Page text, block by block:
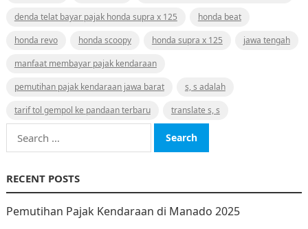
denda telat bayar pajak honda supra x 125
honda beat
honda revo
honda scoopy honda supra x 125
jawa tengah
manfaat membayar pajak kendaraan
pemutihan pajak kendaraan jawa barat
s, s adalah
tarif tol gempol ke pandaan terbaru
translate s, s
Search
for:
RECENT POSTS
Pemutihan Pajak Kendaraan di Manado 2025